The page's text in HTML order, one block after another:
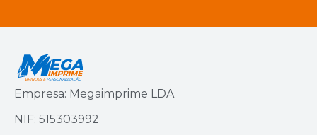
Empresa: Megaimprime LDA
NIF: 515303992